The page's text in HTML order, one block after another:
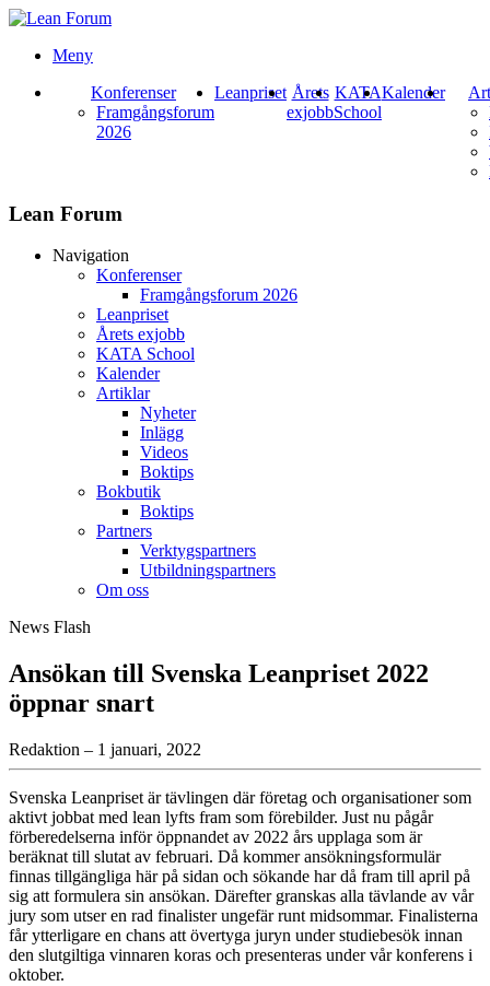
Meny
Konferenser
Framgångsforum
2026
Leanpriset Årets
exjobb
KATA
School
Kalender
Lean Forum
Navigation
Konferenser
Framgångsforum 2026
Leanpriset
Årets exjobb
KATA School
Kalender
Artiklar
Nyheter
Inlägg
Videos
Boktips
Bokbutik
Boktips
Partners
Verktygspartners
Utbildningspartners
Om oss
News Flash
Ansökan till Svenska Leanpriset 2022
öppnar snart
Redaktion – 1 januari, 2022
Svenska Leanpriset är tävlingen där företag och organisationer som
aktivt jobbat med lean lyfts fram som förebilder. Just nu pågår
förberedelserna inför öppnandet av 2022 års upplaga som är
beräknat till slutat av februari. Då kommer ansökningsformulär
finnas tillgängliga här på sidan och sökande har då fram till april på
sig att formulera sin ansökan. Därefter granskas alla tävlande av vår
jury som utser en rad finalister ungefär runt midsommar. Finalisterna
får ytterligare en chans att övertyga juryn under studiebesök innan
den slutgiltiga vinnaren koras och presenteras under vår konferens i
oktober.